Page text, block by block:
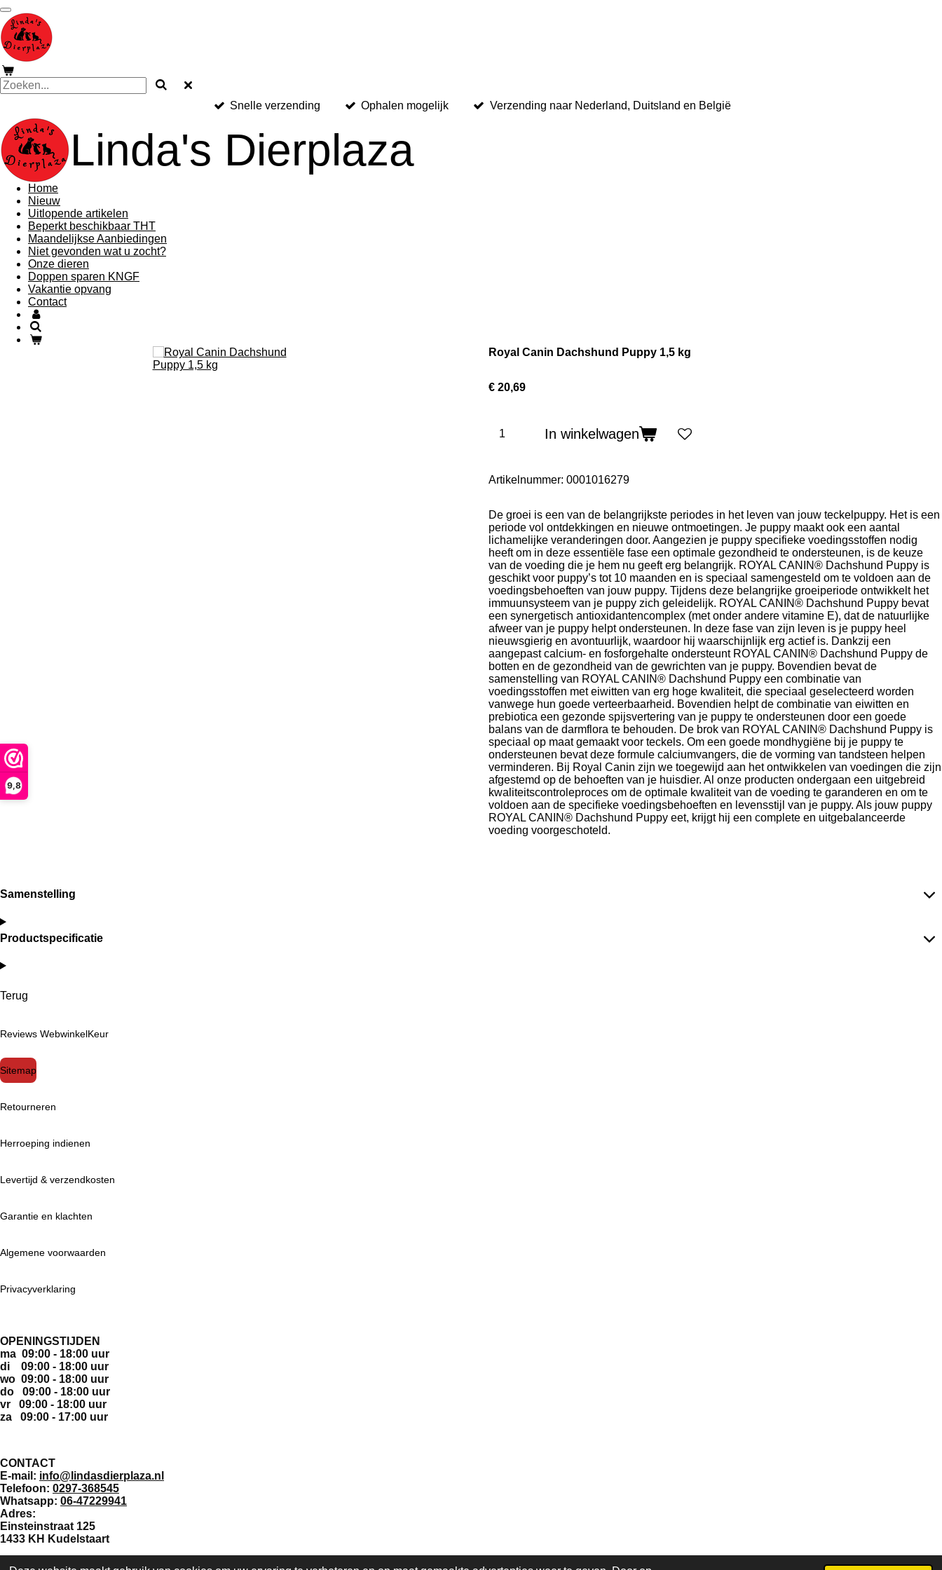
9,8
Ga
direct
naar
de
hoofdinhoud
Snelle verzending Ophalen mogelijk Verzending naar Nederland, Duitsland en België
Linda's Dierplaza
Home
Nieuw
Uitlopende artikelen
Beperkt beschikbaar THT
Maandelijkse Aanbiedingen
Niet gevonden wat u zocht?
Onze dieren
Doppen sparen KNGF
Vakantie opvang
Contact
Royal Canin Dachshund Puppy 1,5 kg
€ 20,69
In winkelwagen
Artikelnummer: 0001016279
De groei is een van de belangrijkste periodes in het leven van jouw teckelpuppy. Het is een
periode vol ontdekkingen en nieuwe ontmoetingen. Je puppy maakt ook een aantal
lichamelijke veranderingen door. Aangezien je puppy specifieke voedingsstoffen nodig
heeft om in deze essentiële fase een optimale gezondheid te ondersteunen, is de keuze
van de voeding die je hem nu geeft erg belangrijk. ROYAL CANIN® Dachshund Puppy is
geschikt voor puppy’s tot 10 maanden en is speciaal samengesteld om te voldoen aan de
voedingsbehoeften van jouw puppy. Tijdens deze belangrijke groeiperiode ontwikkelt het
immuunsysteem van je puppy zich geleidelijk. ROYAL CANIN® Dachshund Puppy bevat
een synergetisch antioxidantencomplex (met onder andere vitamine E), dat de natuurlijke
afweer van je puppy helpt ondersteunen. In deze fase van zijn leven is je puppy heel
nieuwsgierig en avontuurlijk, waardoor hij waarschijnlijk erg actief is. Dankzij een
aangepast calcium- en fosforgehalte ondersteunt ROYAL CANIN® Dachshund Puppy de
botten en de gezondheid van de gewrichten van je puppy. Bovendien bevat de
samenstelling van ROYAL CANIN® Dachshund Puppy een combinatie van
voedingsstoffen met eiwitten van erg hoge kwaliteit, die speciaal geselecteerd worden
vanwege hun goede verteerbaarheid. Bovendien helpt de combinatie van eiwitten en
prebiotica een gezonde spijsvertering van je puppy te ondersteunen door een goede
balans van de darmflora te behouden. De brok van ROYAL CANIN® Dachshund Puppy is
speciaal op maat gemaakt voor teckels. Om een goede mondhygiëne bij je puppy te
ondersteunen bevat deze formule calciumvangers, die de vorming van tandsteen helpen
verminderen. Bij Royal Canin zijn we toegewijd aan het ontwikkelen van voedingen die zijn
afgestemd op de behoeften van je huisdier. Al onze producten ondergaan een uitgebreid
kwaliteitscontroleproces om de optimale kwaliteit van de voeding te garanderen en om te
voldoen aan de specifieke voedingsbehoeften en levensstijl van je puppy. Als jouw puppy
ROYAL CANIN® Dachshund Puppy eet, krijgt hij een complete en uitgebalanceerde
voeding voorgeschoteld.
Samenstelling
Productspecificatie
Terug
Reviews WebwinkelKeur
Sitemap
Retourneren
Herroeping indienen
Levertijd & verzendkosten
Garantie en klachten
Algemene voorwaarden
Privacyverklaring
OPENINGSTIJDEN
ma 09:00 - 18:00 uur
di 09:00 - 18:00 uur
wo 09:00 - 18:00 uur
do 09:00 - 18:00 uur
vr 09:00 - 18:00 uur
za 09:00 - 17:00 uur
CONTACT
E-mail: info@lindasdierplaza.nl
Telefoon: 0297-368545
Whatsapp: 06-47229941
Adres:
Einsteinstraat 125
1433 KH Kudelstaart